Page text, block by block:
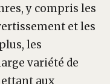
y compris les
et les
les
variété de
aux